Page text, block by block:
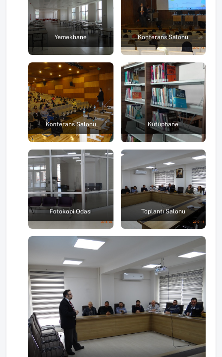
Yemekhane Konferans Salonu
Konferans Salonu Kütüphane
Fotokopi Odası Toplantı Salonu